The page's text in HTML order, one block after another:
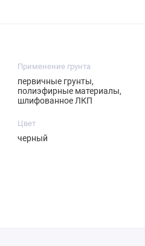
Применение грунта
первичные грунты,
полиэфирные материалы,
шлифованное ЛКП
Цвет
черный